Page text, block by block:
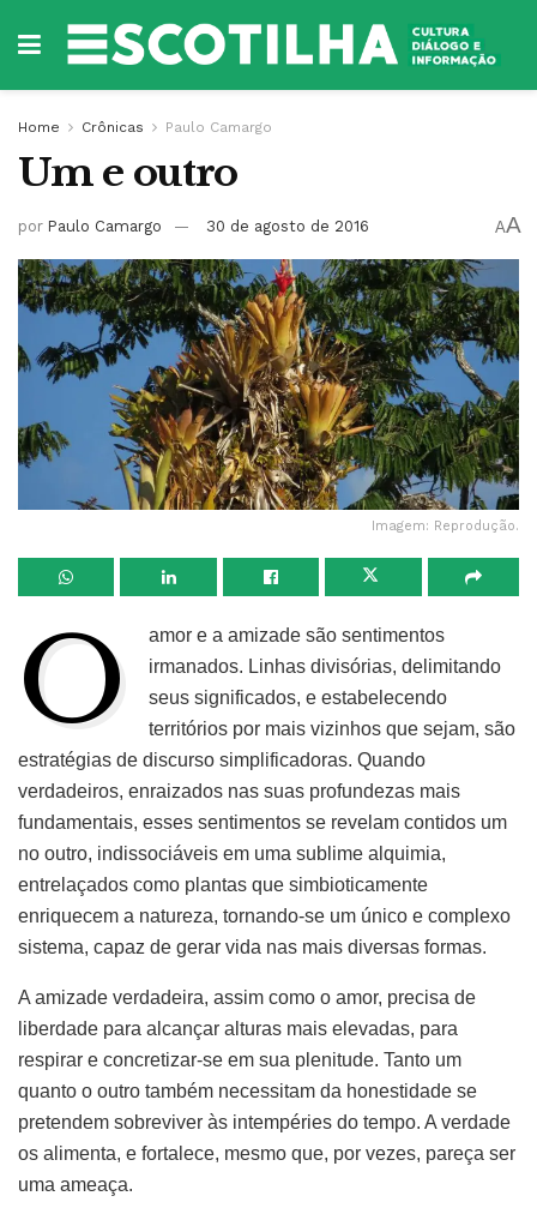
Home Crônicas Paulo Camargo
Um e outro
por Paulo Camargo 30 de agosto de 2016 AA
Imagem: Reprodução.
O
amor e a amizade são sentimentos
irmanados. Linhas divisórias, delimitando
seus significados, e estabelecendo
territórios por mais vizinhos que sejam, são
estratégias de discurso simplificadoras. Quando
verdadeiros, enraizados nas suas profundezas mais
fundamentais, esses sentimentos se revelam contidos um
no outro, indissociáveis em uma sublime alquimia,
entrelaçados como plantas que simbioticamente
enriquecem a natureza, tornando-se um único e complexo
sistema, capaz de gerar vida nas mais diversas formas.
A amizade verdadeira, assim como o amor, precisa de
liberdade para alcançar alturas mais elevadas, para
respirar e concretizar-se em sua plenitude. Tanto um
quanto o outro também necessitam da honestidade se
pretendem sobreviver às intempéries do tempo. A verdade
os alimenta, e fortalece, mesmo que, por vezes, pareça ser
uma ameaça.